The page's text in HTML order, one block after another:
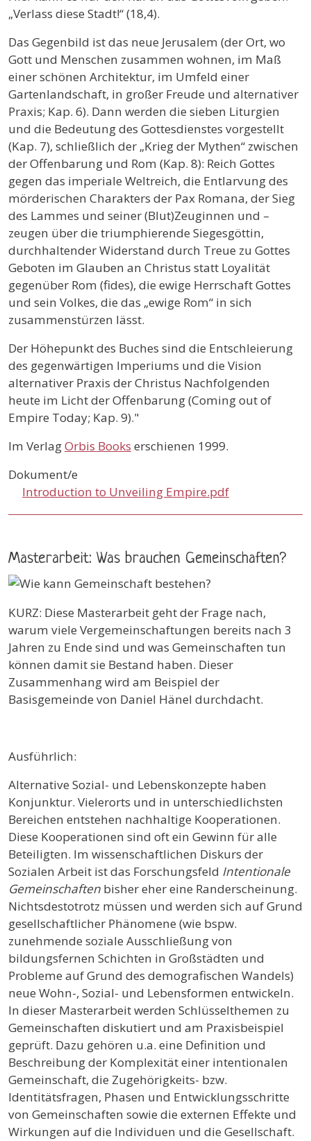
„Verlass diese Stadt!“ (18,4).
Das Gegenbild ist das neue Jerusalem (der Ort, wo
Gott und Menschen zusammen wohnen, im Maß
einer schönen Architektur, im Umfeld einer
Gartenlandschaft, in großer Freude und alternativer
Praxis; Kap. 6). Dann werden die sieben Liturgien
und die Bedeutung des Gottesdienstes vorgestellt
(Kap. 7), schließlich der „Krieg der Mythen“ zwischen
der Offenbarung und Rom (Kap. 8): Reich Gottes
gegen das imperiale Weltreich, die Entlarvung des
mörderischen Charakters der Pax Romana, der Sieg
des Lammes und seiner (Blut)Zeuginnen und –
zeugen über die triumphierende Siegesgöttin,
durchhaltender Widerstand durch Treue zu Gottes
Geboten im Glauben an Christus statt Loyalität
gegenüber Rom (fides), die ewige Herrschaft Gottes
und sein Volkes, die das „ewige Rom“ in sich
zusammenstürzen lässt.
Der Höhepunkt des Buches sind die Entschleierung
des gegenwärtigen Imperiums und die Vision
alternativer Praxis der Christus Nachfolgenden
heute im Licht der Offenbarung (Coming out of
Empire Today; Kap. 9)."
Im VerlagOrbis Books erschienen 1999.
Dokument/e
Introduction to Unveiling Empire.pdf
Masterarbeit: Was brauchen Gemeinschaften?
KURZ: Diese Masterarbeit geht der Frage nach,
warum viele Vergemeinschaftungen bereits nach 3
Jahren zu Ende sind und was Gemeinschaften tun
können damit sie Bestand haben. Dieser
Zusammenhang wird am Beispiel der
Basisgemeinde von Daniel Hänel durchdacht.
Ausführlich:
Alternative Sozial- und Lebenskonzepte haben
Konjunktur. Vielerorts und in unterschiedlichsten
Bereichen entstehen nachhaltige Kooperationen.
Diese Kooperationen sind oft ein Gewinn für alle
Beteiligten. Im wissenschaftlichen Diskurs der
Sozialen Arbeit ist das Forschungsfeld Intentionale
Gemeinschaften bisher eher eine Randerscheinung.
Nichtsdestotrotz müssen und werden sich auf Grund
gesellschaftlicher Phänomene (wie bspw.
zunehmende soziale Ausschließung von
bildungsfernen Schichten in Großstädten und
Probleme auf Grund des demografischen Wandels)
neue Wohn-, Sozial- und Lebensformen entwickeln.
In dieser Masterarbeit werden Schlüsselthemen zu
Gemeinschaften diskutiert und am Praxisbeispiel
geprüft. Dazu gehören u.a. eine Definition und
Beschreibung der Komplexität einer intentionalen
Gemeinschaft, die Zugehörigkeits- bzw.
Identitätsfragen, Phasen und Entwicklungsschritte
von Gemeinschaften sowie die externen Effekte und
Wirkungen auf die Individuen und die Gesellschaft.